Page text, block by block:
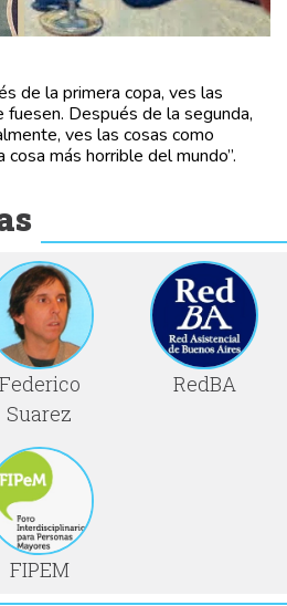
de la primera copa, ves las
fuesen. Después de la segunda,
ves las cosas como
más horrible del mundo”.
Federico
Suarez
RedBA
FIPEM